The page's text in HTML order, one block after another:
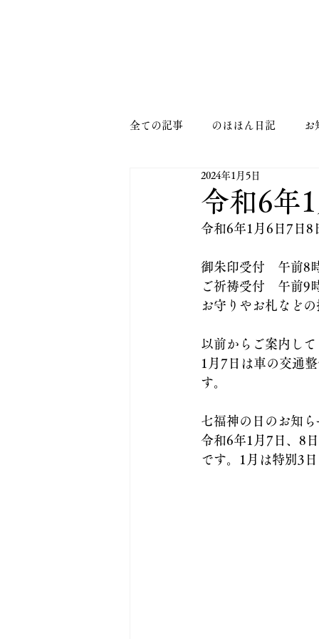
全ての記事 のほほん日記 お
令和6年
2024年1月5日
令和6年1月6日7日8
御朱印受付　午前8
ご祈祷受付　午前9
お守りやお札など
以前からご案内し
1月7日は車の交通
す。
七福神の日のお知ら
令和6年1月7日、8
です。1月は特別3